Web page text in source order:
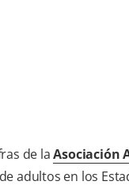
de laAsociación
adultos en los